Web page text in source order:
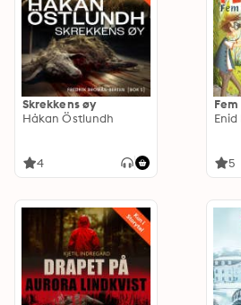
Skrekkens øy
Håkan Östlundh
4 5